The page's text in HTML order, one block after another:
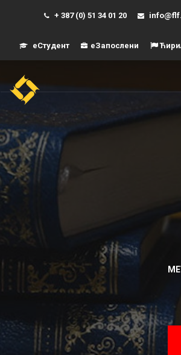
+ 387 (0) 51 34 01 20
еСтудент еЗапослени